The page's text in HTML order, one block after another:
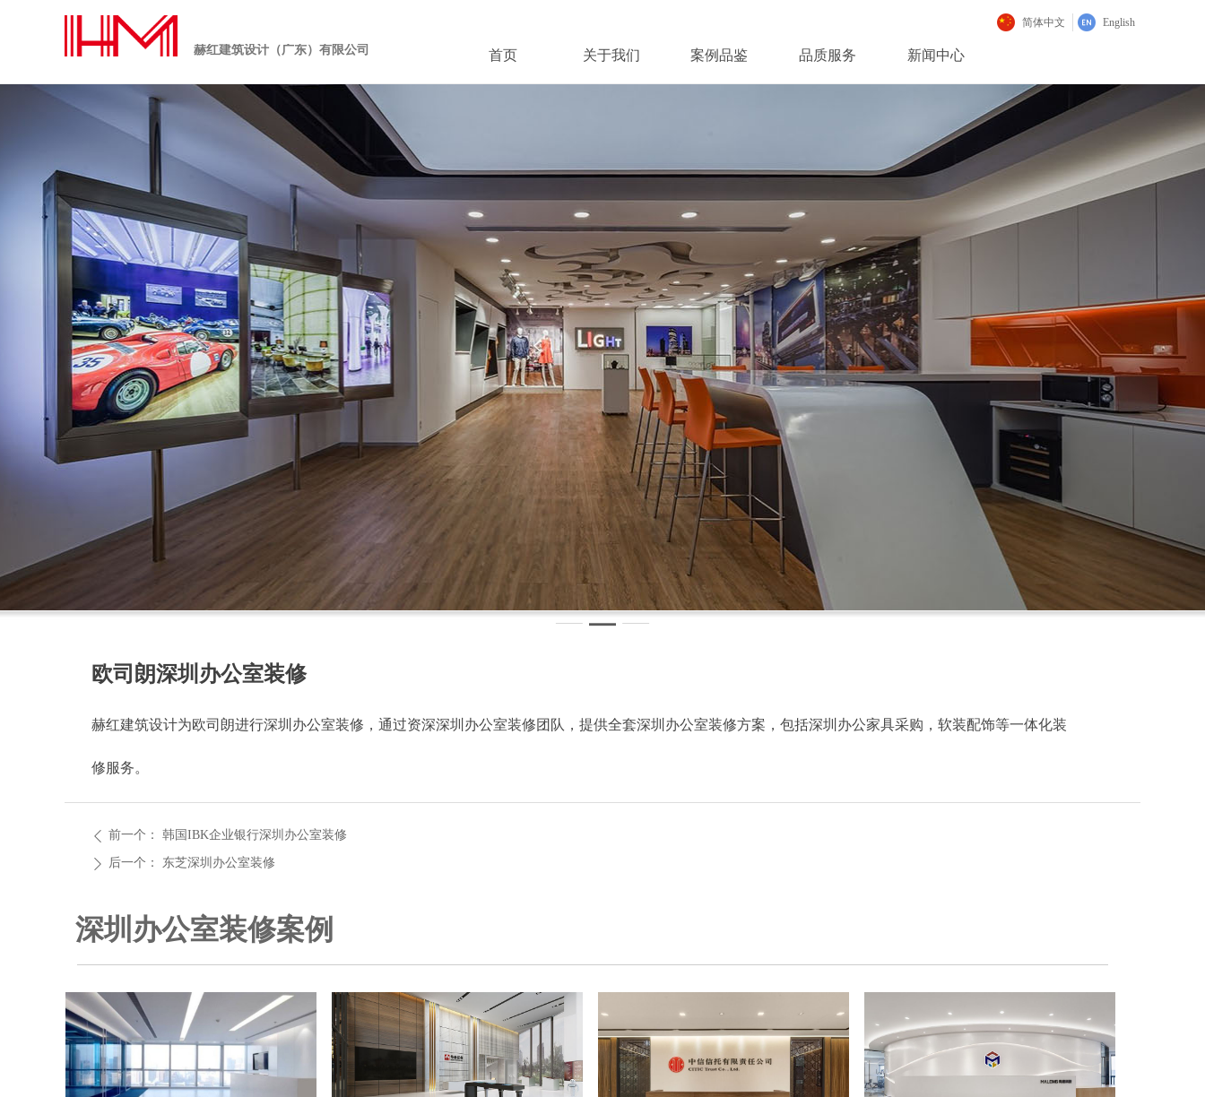
首页 关于我们 案例品鉴 品质服务 新闻中心
简体中文 English
赫红建筑设计（广东）有限公司
ꄴ 前一个： 韩国IBK企业银行深圳办公室装修
ꄲ 后一个： 东芝深圳办公室装修
赫红建筑设计为欧司朗进行深圳办公室装修，通过资深深圳办公室装修团队，提供全套深圳办公室装修方案，包括深圳办公家具采购，软装配饰等一体化装
修服务。
欧司朗深圳办公室装修
深圳办公室装修案例